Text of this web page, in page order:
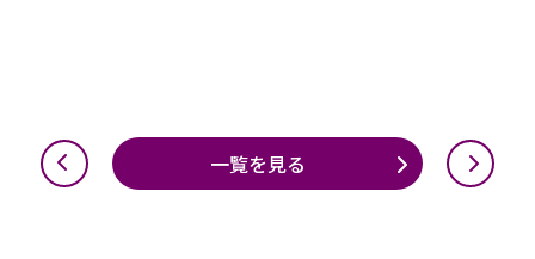
一覧を見る